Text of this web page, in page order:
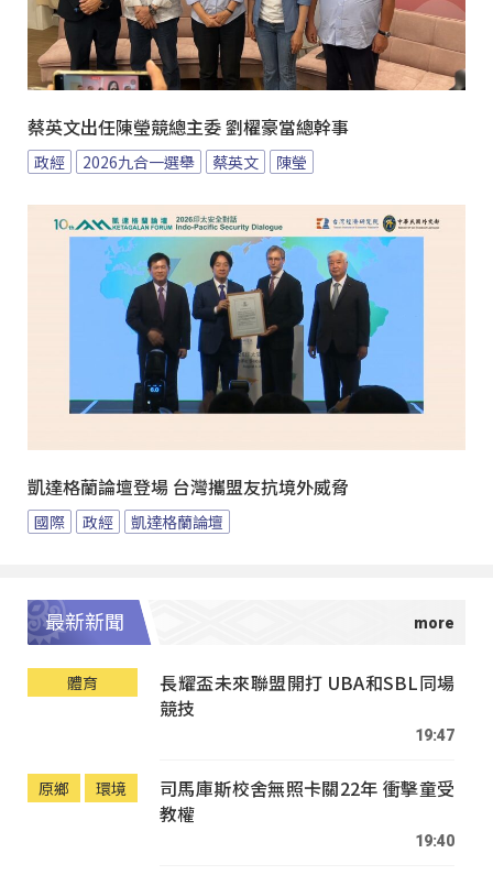
蔡英文出任陳瑩競總主委 劉櫂豪當總幹事
政經 2026九合一選舉 蔡英文 陳瑩
凱達格蘭論壇登場 台灣攜盟友抗境外威脅
國際 政經 凱達格蘭論壇
最新新聞
體育
長耀盃未來聯盟開打 UBA和SBL同場
競技
19:47
原鄉 環境
司馬庫斯校舍無照卡關22年 衝擊童受
教權
19:40